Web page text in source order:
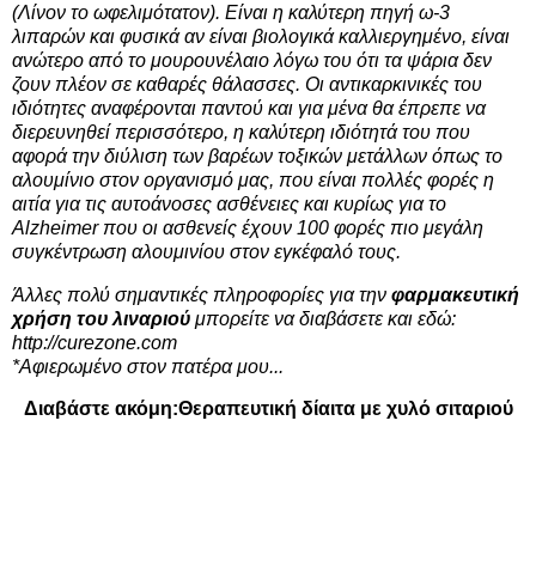
(Λίνον το ωφελιμότατον). Είναι η καλύτερη πηγή ω-3
λιπαρών και φυσικά αν είναι βιολογικά καλλιεργημένο, είναι
ανώτερο από το μουρουνέλαιο λόγω του ότι τα ψάρια δεν
ζουν πλέον σε καθαρές θάλασσες. Οι αντικαρκινικές του
ιδιότητες αναφέρονται παντού και για μένα θα έπρεπε να
διερευνηθεί περισσότερο, η καλύτερη ιδιότητά του που
αφορά την διύλιση των βαρέων τοξικών μετάλλων όπως το
αλουμίνιο στον οργανισμό μας, που είναι πολλές φορές η
αιτία για τις αυτοάνοσες ασθένειες και κυρίως για το
Alzheimer που οι ασθενείς έχουν 100 φορές πιο μεγάλη
συγκέντρωση αλουμινίου στον εγκέφαλό τους.
Άλλες πολύ σημαντικές πληροφορίες για την φαρμακευτική
χρήση του λιναριού μπορείτε να διαβάσετε και εδώ:
http://curezone.com
*Αφιερωμένο στον πατέρα μου...
Διαβάστε ακόμη:Θεραπευτική δίαιτα με χυλό σιταριού